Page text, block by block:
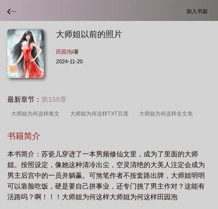
加入书架
大师姐以前的照片
田园泡/著
2024-11-20
最新章节： 第158章
大师姐为何这样推文 大师姐为何这样TXT百度 大师姐为何这样全文免
笔趣阁 大师姐为何这样无防盗章
师姐干呕不止是什么 大师姐追剧 大师姐为何这样田园泡免费阅读晋江
姐为何这样子 大师姐为何这样百度 大师姐为何这样田园泡免费阅读 大师姐
为何这样 百度 大师姐为何这样类似 大师姐为何这样免费阅读
书籍简介
本书简介：苏瓷儿穿进了一本男频修仙文里，成为了里面的大师
姐。按照设定，像她这种清冷出尘，空灵清绝的大美人注定会成为
男主后宫中的一员并躺赢。可煞笔作者不按套路出牌，大师姐明明
可以靠脸吃饭，硬是要自己拼事业，还专门挑了男主作对？这能有
活路吗？啊！！！大师姐为何这样大师姐为何这样田园泡